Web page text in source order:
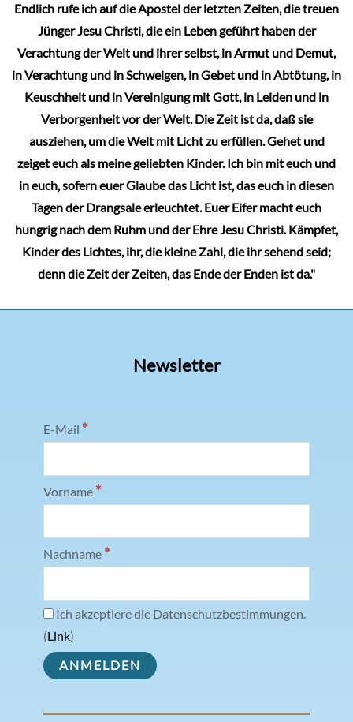
Endlich rufe ich auf die Apostel der letzten Zeiten, die treuen
Jünger Jesu Christi, die ein Leben geführt haben der
Verachtung der Welt und ihrer selbst, in Armut und Demut,
in Verachtung und in Schweigen, in Gebet und in Abtötung, in
Keuschheit und in Vereinigung mit Gott, in Leiden und in
Verborgenheit vor der Welt. Die Zeit ist da, daß sie
ausziehen, um die Welt mit Licht zu erfüllen. Gehet und
zeiget euch als meine geliebten Kinder. Ich bin mit euch und
in euch, sofern euer Glaube das Licht ist, das euch in diesen
Tagen der Drangsale erleuchtet. Euer Eifer macht euch
hungrig nach dem Ruhm und der Ehre Jesu Christi. Kämpfet,
Kinder des Lichtes, ihr, die kleine Zahl, die ihr sehend seid;
denn die Zeit der Zeiten, das Ende der Enden ist da."
Newsletter
E-Mail *
Vorname *
Nachname *
Ich akzeptiere die Datenschutzbestimmungen.
(Link)